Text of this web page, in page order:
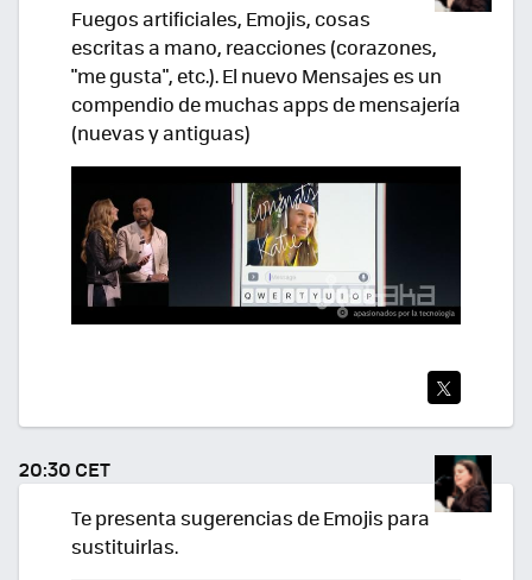
Fuegos artificiales, Emojis, cosas
escritas a mano, reacciones (corazones,
"me gusta", etc.). El nuevo Mensajes es un
compendio de muchas apps de mensajería
(nuevas y antiguas)
TEA
R
20:30 CET
Te presenta sugerencias de Emojis para
sustituirlas.